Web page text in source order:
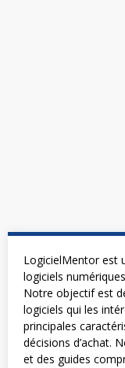
LogicielMentor est
logiciels
Notre objectif est
logiciels qui les
principales
décisions d’achat.
et des guides